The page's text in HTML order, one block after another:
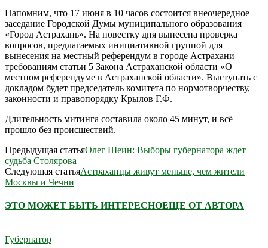
Напомним, что 17 июня в 10 часов состоится внеочередное
заседание Городской Думы муниципального образования
«Город Астрахань». На повестку дня вынесена проверка
вопросов, предлагаемых инициативной группой для
вынесения на местный референдум в городе Астрахани
требованиям статьи 5 Закона Астраханской области «О
местном референдуме в Астраханской области». Выступать с
докладом будет председатель комитета по нормотворчеству,
законности и правопорядку Крылов Г.Ф.
Длительность митинга составила около 45 минут, и всё
прошло без происшествий.
Предыдущая статьяОлег Шеин: Выборы губернатора ждет
судьба Столярова
Следующая статьяАстраханцы живут меньше, чем жители
Москвы и Чечни
ЭТО МОЖЕТ БЫТЬ ИНТЕРЕСНОЕЩЕ ОТ АВТОРА
Губернатор